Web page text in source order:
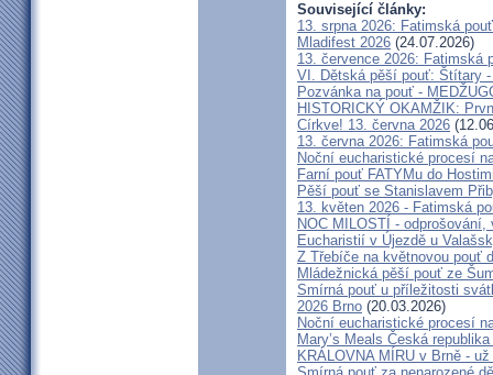
Související články:
13. srpna 2026: Fatimská
Mladifest 2026 (24.07.2026)
13. července 2026: Fatimská
VI. Dětská pěší pouť: Štítary
Pozvánka na pouť -
HISTORICKÝ OKAMŽIK:
Církve! 13. června 2026
13. června 2026: Fatimská
Noční eucharistické procesí
Farní pouť FATYMu do
Pěší pouť se Stanislavem
13. květen 2026 - Fatimská
NOC MILOSTÍ -
Eucharistií v Újezdě u
Z Třebíče na květnovou pouť
Mládežnická pěší pouť ze
Smírná pouť u příležitosti
2026 Brno (20.03.2026)
Noční eucharistické procesí
Mary’s Meals Česká
KRÁLOVNA MÍRU v Brně -